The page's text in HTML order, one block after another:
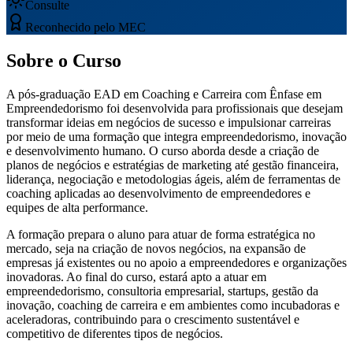
Consulte
Reconhecido pelo MEC
Sobre o Curso
A pós-graduação EAD em Coaching e Carreira com Ênfase em
Empreendedorismo foi desenvolvida para profissionais que desejam
transformar ideias em negócios de sucesso e impulsionar carreiras
por meio de uma formação que integra empreendedorismo, inovação
e desenvolvimento humano. O curso aborda desde a criação de
planos de negócios e estratégias de marketing até gestão financeira,
liderança, negociação e metodologias ágeis, além de ferramentas de
coaching aplicadas ao desenvolvimento de empreendedores e
equipes de alta performance.
A formação prepara o aluno para atuar de forma estratégica no
mercado, seja na criação de novos negócios, na expansão de
empresas já existentes ou no apoio a empreendedores e organizações
inovadoras. Ao final do curso, estará apto a atuar em
empreendedorismo, consultoria empresarial, startups, gestão da
inovação, coaching de carreira e em ambientes como incubadoras e
aceleradoras, contribuindo para o crescimento sustentável e
competitivo de diferentes tipos de negócios.